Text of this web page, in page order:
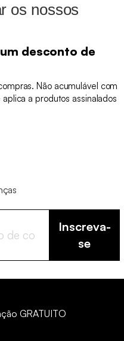
os nossos
desconto de
Não acumulável com
a produtos assinalados
Inscreva-
se
GRATUITO